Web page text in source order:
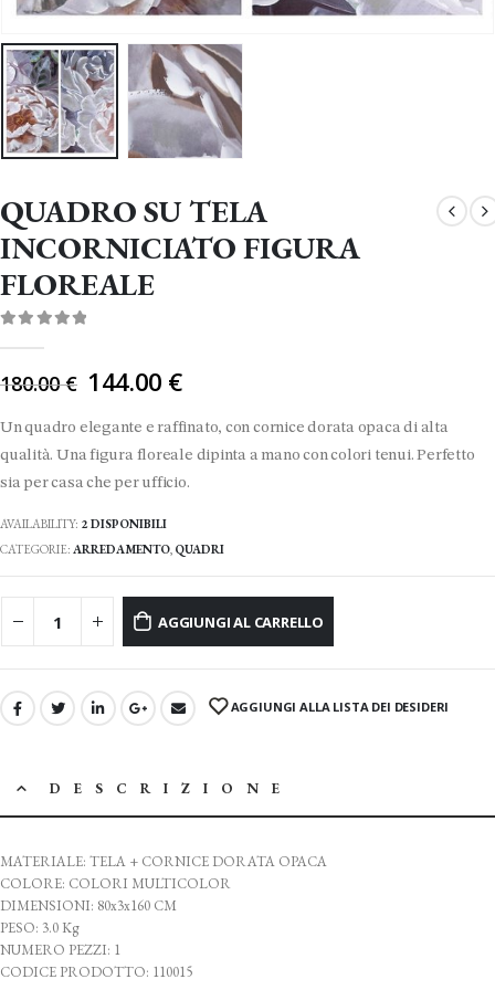
QUADRO SU TELA
INCORNICIATO FIGURA
FLOREALE
180.00€ Il
originale
era:
180.00 €.
144.00 €
Un quadro elegante e raffinato, con cornice dorata opaca di alta
qualità. Una figura floreale dipinta a mano con colori tenui. Perfetto
sia per casa che per ufficio.
AVAILABILITY: 2 DISPONIBILI
CATEGORIE: ARREDAMENTO, QUADRI
AGGIUNGI AL CARRELLO
AGGIUNGI ALLA LISTA DEI DESIDERI
DESCRIZIONE
MATERIALE: TELA + CORNICE DORATA OPACA
COLORE: COLORI MULTICOLOR
DIMENSIONI: 80x3x160 CM
PESO: 3.0 Kg
NUMERO PEZZI: 1
CODICE PRODOTTO: 110015